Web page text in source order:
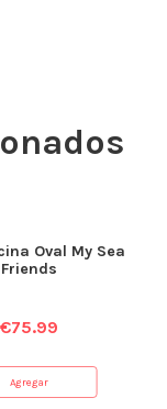
Oval My Sea
Friends
€75.99
Agregar